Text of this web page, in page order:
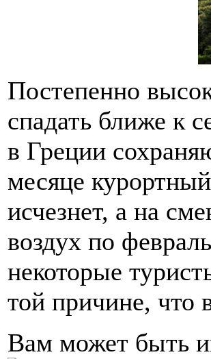
Постепенно
спадать ближе к
в Греции
месяце
исчезнет, а на
воздух по
некоторые
той причине, что
Вам может быть